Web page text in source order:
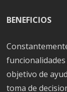
BENEFICIOS
objetivo de
toma de